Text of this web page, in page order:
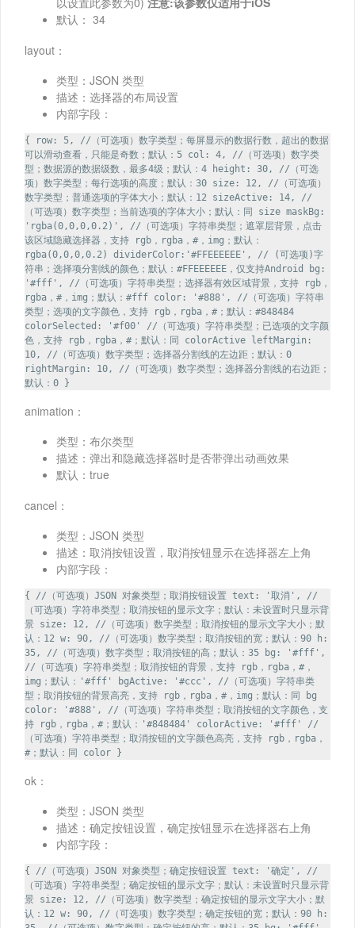
默认： 34
layout：
类型：JSON 类型
描述：选择器的布局设置
内部字段：
{ row: 5, //（可选项）数字类型；每屏显示的数据行数，超出的数据
可以滑动查看，只能是奇数；默认：5 col: 4, //（可选项）数字类
型；数据源的数据级数，最多4级；默认：4 height: 30, //（可选
项）数字类型；每行选项的高度；默认：30 size: 12, //（可选项）
数字类型；普通选项的字体大小；默认：12 sizeActive: 14, //
（可选项）数字类型；当前选项的字体大小；默认：同 size maskBg:
'rgba(0,0,0,0.2)', //（可选项）字符串类型；遮罩层背景，点击
该区域隐藏选择器，支持 rgb，rgba，#，img；默认：
rgba(0,0,0,0.2) dividerColor:'#FFEEEEEE', // (可选项)字
符串；选择项分割线的颜色；默认：#FFEEEEEE，仅支持Android bg:
'#fff', //（可选项）字符串类型；选择器有效区域背景，支持 rgb，
rgba，#，img；默认：#fff color: '#888', //（可选项）字符串
类型；选项的文字颜色，支持 rgb，rgba，#；默认：#848484
colorSelected: '#f00' //（可选项）字符串类型；已选项的文字颜
色，支持 rgb，rgba，#；默认：同 colorActive leftMargin:
10, //（可选项）数字类型；选择器分割线的左边距；默认：0
rightMargin: 10, //（可选项）数字类型；选择器分割线的右边距；
默认：0 }
animation：
类型：布尔类型
描述：弹出和隐藏选择器时是否带弹出动画效果
默认：true
cancel：
类型：JSON 类型
描述：取消按钮设置，取消按钮显示在选择器左上角
内部字段：
{ //（可选项）JSON 对象类型；取消按钮设置 text: '取消', //
（可选项）字符串类型；取消按钮的显示文字；默认：未设置时只显示背
景 size: 12, //（可选项）数字类型；取消按钮的显示文字大小；默
认：12 w: 90, //（可选项）数字类型；取消按钮的宽；默认：90 h:
35, //（可选项）数字类型；取消按钮的高；默认：35 bg: '#fff',
//（可选项）字符串类型；取消按钮的背景，支持 rgb，rgba，#，
img；默认：'#fff' bgActive: '#ccc', //（可选项）字符串类
型；取消按钮的背景高亮，支持 rgb，rgba，#，img；默认：同 bg
color: '#888', //（可选项）字符串类型；取消按钮的文字颜色，支
持 rgb，rgba，#；默认：'#848484' colorActive: '#fff' //
（可选项）字符串类型；取消按钮的文字颜色高亮，支持 rgb，rgba，
#；默认：同 color }
ok：
类型：JSON 类型
描述：确定按钮设置，确定按钮显示在选择器右上角
内部字段：
{ //（可选项）JSON 对象类型；确定按钮设置 text: '确定', //
（可选项）字符串类型；确定按钮的显示文字；默认：未设置时只显示背
景 size: 12, //（可选项）数字类型；确定按钮的显示文字大小；默
认：12 w: 90, //（可选项）数字类型；确定按钮的宽；默认：90 h: